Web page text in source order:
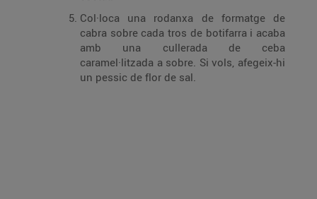
Col·loca una rodanxa de formatge de
cabra sobre cada tros de botifarra i acaba
amb una cullerada de ceba
caramel·litzada a sobre. Si vols, afegeix-hi
un pessic de flor de sal.